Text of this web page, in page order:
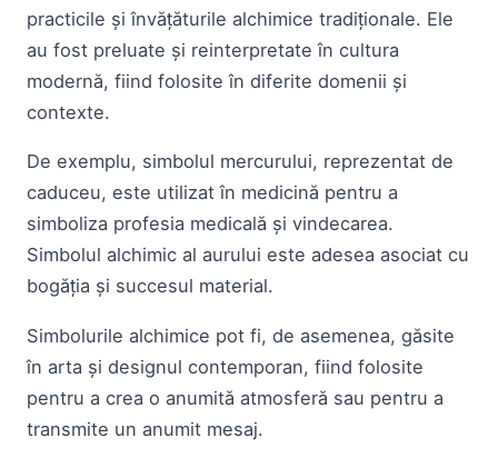
practicile și învățăturile alchimice tradiționale. Ele
au fost preluate și reinterpretate în cultura
modernă, fiind folosite în diferite domenii și
contexte.
De exemplu, simbolul mercurului, reprezentat de
caduceu, este utilizat în medicină pentru a
simboliza profesia medicală și vindecarea.
Simbolul alchimic al aurului este adesea asociat cu
bogăția și succesul material.
Simbolurile alchimice pot fi, de asemenea, găsite
în arta și designul contemporan, fiind folosite
pentru a crea o anumită atmosferă sau pentru a
transmite un anumit mesaj.